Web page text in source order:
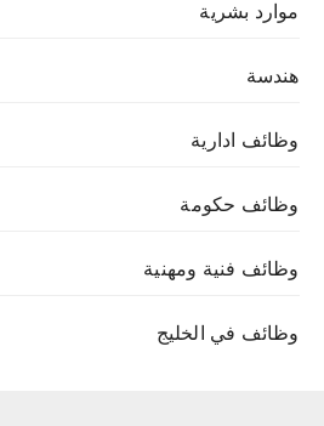
موارد بشرية
هندسة
وظائف ادارية
وظائف حكومة
وظائف فنية ومهنية
وظائف في الخليج